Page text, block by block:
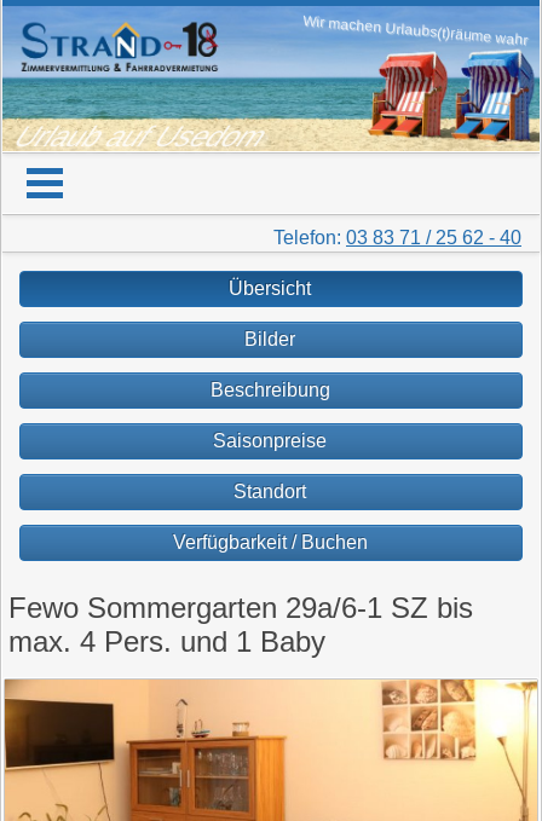
Wir machen Urlaubs(t)räume wahr
Urlaub auf Usedom
Telefon: 03 83 71 / 25 62 - 40
Übersicht
Bilder
Beschreibung
Saisonpreise
Standort
Verfügbarkeit / Buchen
Fewo Sommergarten 29a/6-1 SZ bis
max. 4 Pers. und 1 Baby